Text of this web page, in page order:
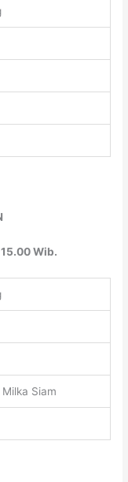
Wib.
Siam